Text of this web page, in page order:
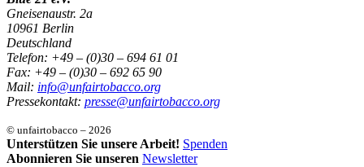
Gneisenaustr. 2a
10961 Berlin
Deutschland
Telefon: +49 – (0)30 – 694 61 01
Fax: +49 – (0)30 – 692 65 90
Mail: info@unfairtobacco.org
Pressekontakt: presse@unfairtobacco.org
© unfairtobacco – 2026
Unterstützen Sie unsere Arbeit! Spenden
Abonnieren Sie unseren Newsletter